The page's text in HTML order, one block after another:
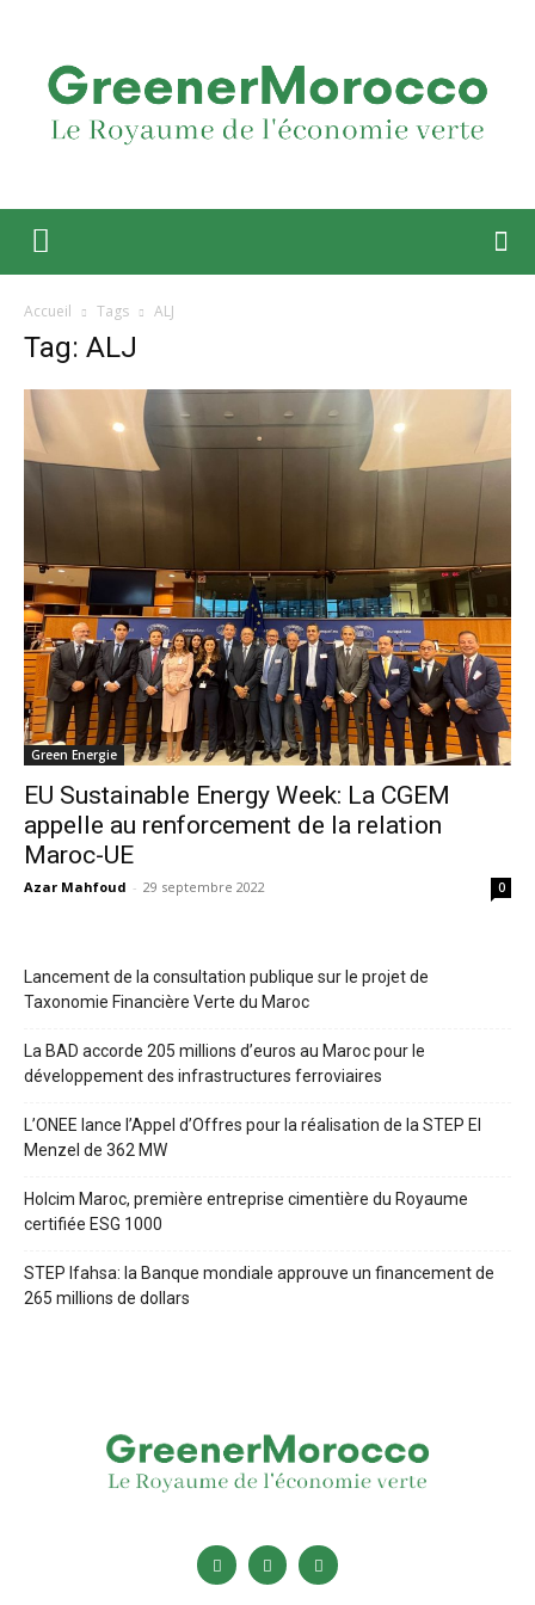
Accueil Tags ALJ
Tag: ALJ
Green Energie
EU Sustainable Energy Week: La CGEM
appelle au renforcement de la relation
Maroc-UE
Azar Mahfoud - 29 septembre 2022 0
Lancement de la consultation publique sur le projet de
Taxonomie Financière Verte du Maroc
La BAD accorde 205 millions d’euros au Maroc pour le
développement des infrastructures ferroviaires
L’ONEE lance l’Appel d’Offres pour la réalisation de la STEP El
Menzel de 362 MW
Holcim Maroc, première entreprise cimentière du Royaume
certifiée ESG 1000
STEP Ifahsa: la Banque mondiale approuve un financement de
265 millions de dollars